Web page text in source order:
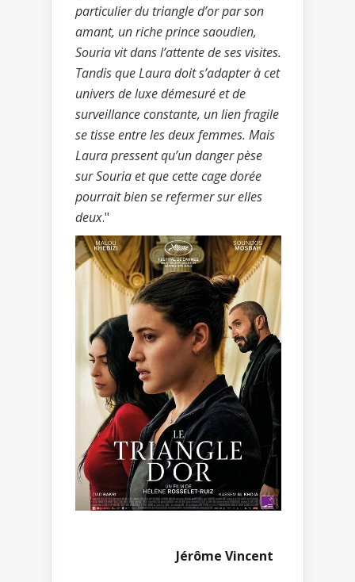
particulier du triangle d’or par son
amant, un riche prince saoudien,
Souria vit dans l’attente de ses visites.
Tandis que Laura doit s’adapter à cet
univers de luxe démesuré et de
surveillance constante, un lien fragile
se tisse entre les deux femmes. Mais
Laura pressent qu’un danger pèse
sur Souria et que cette cage dorée
pourrait bien se refermer sur elles
deux."
Jérôme Vincent